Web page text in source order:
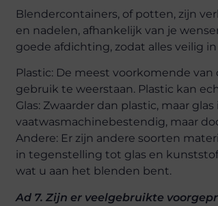
Blendercontainers, of potten, zijn
en nadelen, afhankelijk van je
goede afdichting, zodat alles veilig
Plastic: De meest voorkomende
gebruik te weerstaan. Plastic kan
Glas: Zwaarder dan plastic, maar
vaatwasmachinebestendig, maar
Andere: Er zijn andere soorten
in tegenstelling tot glas en
wat u aan het blenden bent.
Ad 7. Zijn er veelgebruikte